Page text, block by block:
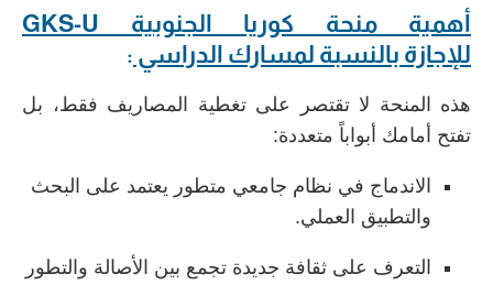
أهمية منحة كوريا الجنوبية GKS-U
للإجازة بالنسبة لمسارك الدراسي :
هذه المنحة لا تقتصر على تغطية المصاريف فقط، بل
تفتح أمامك أبواباً متعددة:
الاندماج في نظام جامعي متطور يعتمد على البحث
والتطبيق العملي.
التعرف على ثقافة جديدة تجمع بين الأصالة والتطور